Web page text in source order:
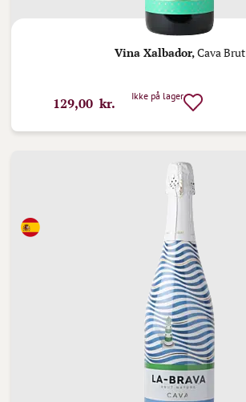
Vina Xalbador,Cava Brut
129,00 kr. Ikke på lager